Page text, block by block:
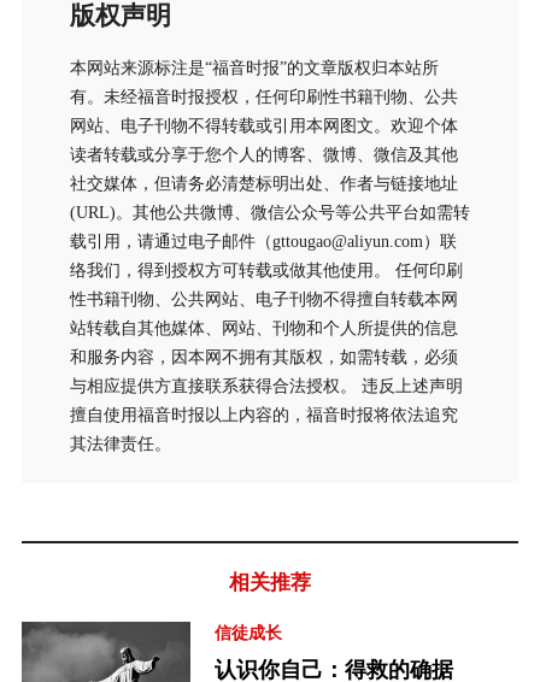
版权声明
本网站来源标注是“福音时报”的文章版权归本站所
有。未经福音时报授权，任何印刷性书籍刊物、公共
网站、电子刊物不得转载或引用本网图文。欢迎个体
读者转载或分享于您个人的博客、微博、微信及其他
社交媒体，但请务必清楚标明出处、作者与链接地址
(URL)。其他公共微博、微信公众号等公共平台如需转
载引用，请通过电子邮件（gttougao@aliyun.com）联
络我们，得到授权方可转载或做其他使用。 任何印刷
性书籍刊物、公共网站、电子刊物不得擅自转载本网
站转载自其他媒体、网站、刊物和个人所提供的信息
和服务内容，因本网不拥有其版权，如需转载，必须
与相应提供方直接联系获得合法授权。 违反上述声明
擅自使用福音时报以上内容的，福音时报将依法追究
其法律责任。
相关推荐
信徒成长
认识你自己：得救的确据